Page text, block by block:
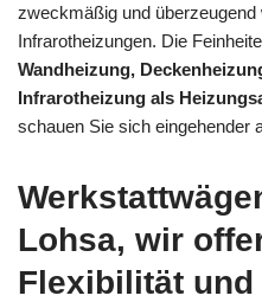
zweckmäßig und
Infrarotheizungen. Die
Wandheizung,
Infrarotheizung als
schauen Sie sich eingehender
Lohsa, wir
Flexibilität und